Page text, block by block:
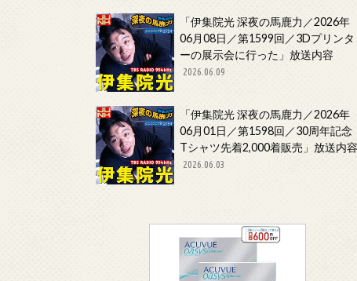
「伊集院光 深夜の馬鹿力／2026年
06月08日／第1599回／3Dプリンタ
ーの展示会に行った」放送内容
2026.06.09
「伊集院光 深夜の馬鹿力／2026年
06月01日／第1598回／30周年記念
Tシャツ先着2,000着販売」放送内容
2026.06.03